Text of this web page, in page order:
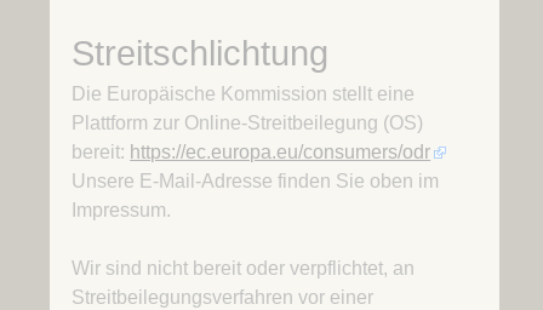
Streitschlichtung
Die Europäische Kommission stellt eine
Plattform zur Online-Streitbeilegung (OS)
bereit: https://ec.europa.eu/consumers/odr
Unsere E-Mail-Adresse finden Sie oben im
Impressum.
Wir sind nicht bereit oder verpflichtet, an
Streitbeilegungsverfahren vor einer